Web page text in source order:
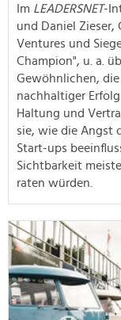
Im LEADERSNET-
und Daniel Zieser,
Ventures und
Champion", u. a.
Gewöhnlichen,
nachhaltiger
Haltung und
sie, wie die Angst
Start-ups
Sichtbarkeit
raten würden.